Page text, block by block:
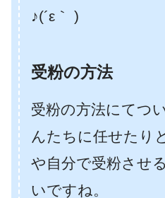
♪(´ε｀ )
受粉の方法
受粉の方法にてつ
んたちに任せたり
や自分で受粉させ
いですね。